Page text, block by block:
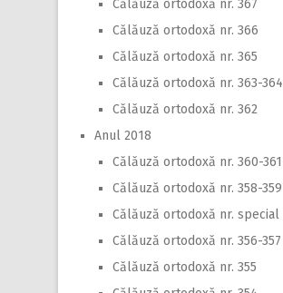
Călăuză ortodoxă nr. 367
Călăuză ortodoxă nr. 366
Călăuză ortodoxă nr. 365
Călăuză ortodoxă nr. 363-364
Călăuză ortodoxă nr. 362
Anul 2018
Călăuză ortodoxă nr. 360-361
Călăuză ortodoxă nr. 358-359
Călăuză ortodoxă nr. special
Călăuză ortodoxă nr. 356-357
Călăuză ortodoxă nr. 355